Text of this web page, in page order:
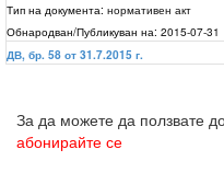
Тип на документа: нормативен акт
Обнародван/Публикуван на: 2015-07-31
ДВ, бр. 58 от 31.7.2015 г.
За да можете да ползвате
абонирайте се